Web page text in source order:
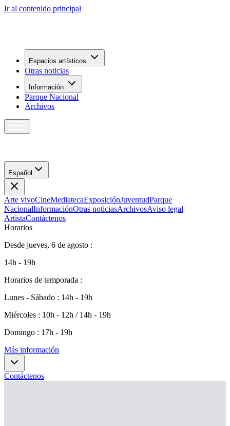
Ir al contenido principal
Espacios artísticos
Otras noticias
Información
Parque Nacional
Archivos
Español
Arte vivoCineMediatecaExposiciónJuventudParque
NacionalInformaciónOtras noticiasArchivosAviso legal
ArtistaContáctenos
Horarios
Desde jueves, 6 de agosto :
14h - 19h
Horarios de temporada :
Lunes - Sábado : 14h - 19h
Miércoles : 10h - 12h / 14h - 19h
Domingo : 17h - 19h
Más información
Contáctenos